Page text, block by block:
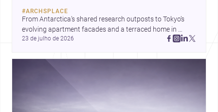
#ARCHSPLACE
From Antarctica’s shared research outposts to Tokyo’s
evolving apartment facades and a terraced home in
Amman, these projects show how architecture adapts to
23 de julho de 2026